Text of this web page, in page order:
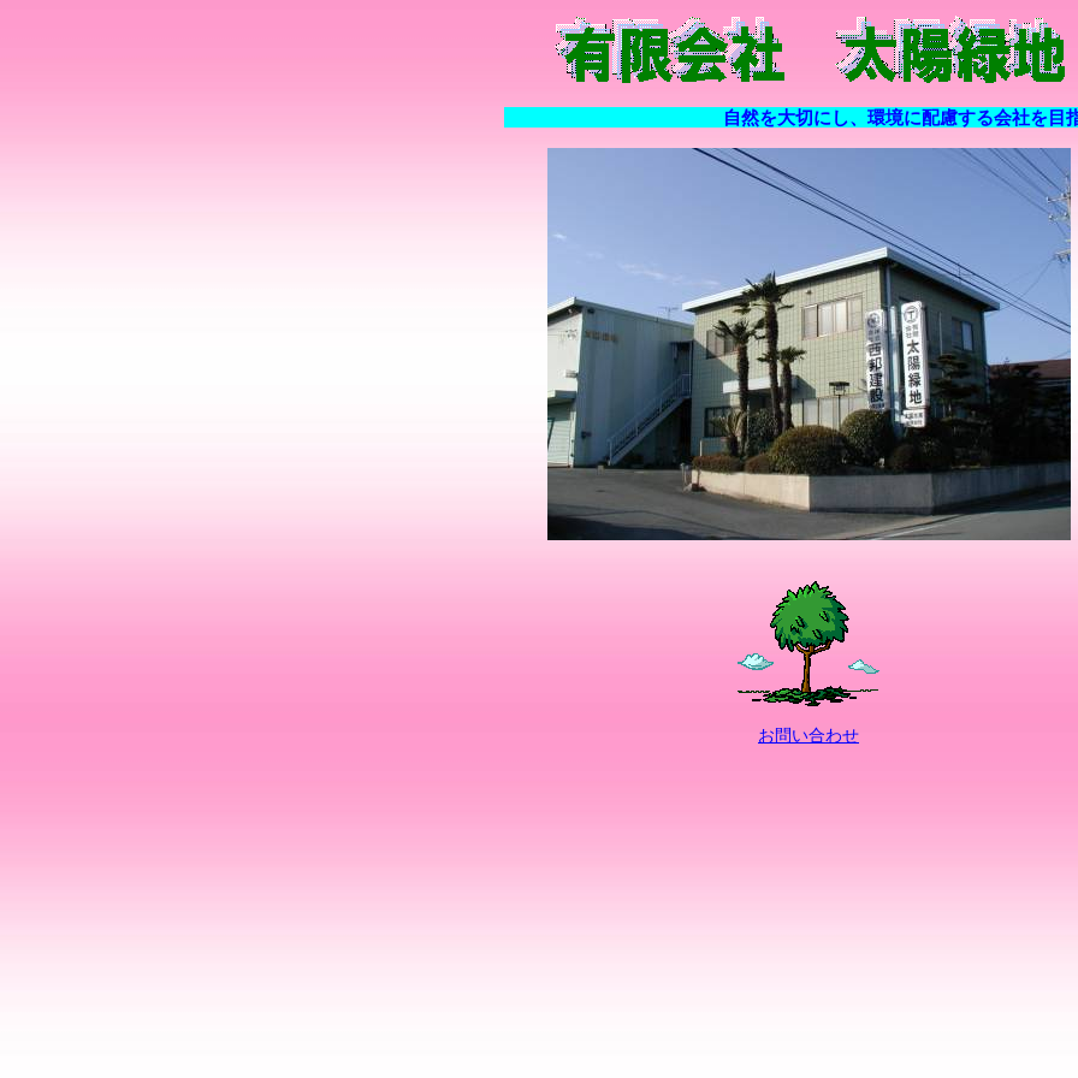
自然を大切にし、環境に配慮する会社を目指
お問い合わせ